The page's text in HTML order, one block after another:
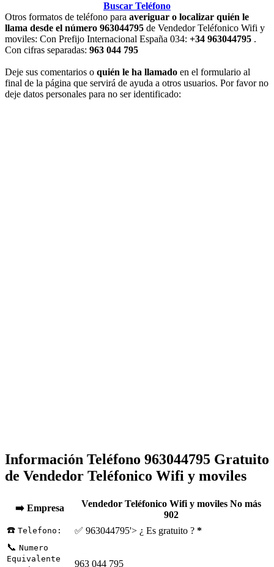
Buscar Teléfono
Otros formatos de teléfono para averiguar o localizar quién le
llama desde el número 963044795 de Vendedor Teléfonico Wifi y
moviles: Con Prefijo Internacional España 034: +34 963044795 .
Con cifras separadas: 963 044 795
Deje sus comentarios o quién le ha llamado en el formulario al
final de la página que servirá de ayuda a otros usuarios. Por favor no
deje datos personales para no ser identificado:
Información Teléfono 963044795 Gratuito
de Vendedor Teléfonico Wifi y moviles
➡️ Empresa
Vendedor Teléfonico Wifi y moviles No más
902
☎️ Telefono: ✅ 963044795'> ¿ Es gratuito ? *
📞 Numero
Equivalente
963 044 795